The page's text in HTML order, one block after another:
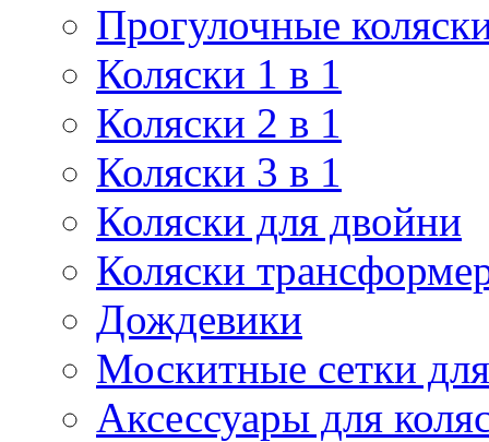
Прогулочные
Коляски 1 в 1
Коляски 2 в 1
Коляски 3 в 1
Коляски для двойни
Коляски
Дождевики
Москитные сетки
Аксессуары для